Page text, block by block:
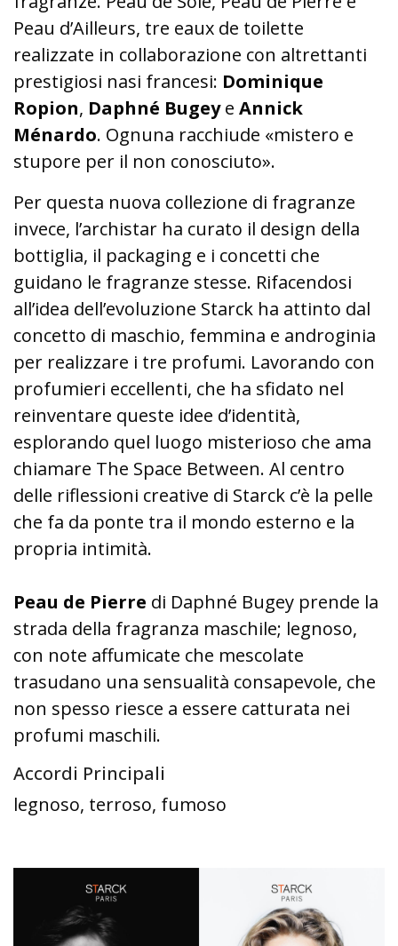
Peau d’Ailleurs, tre eaux de toilette
realizzate in collaborazione con altrettanti
prestigiosi nasi francesi: Dominique
Ropion, Daphné Bugeye Annick
Ménardo. Ognuna racchiude «mistero e
stupore per il non conosciuto».
Per questa nuova collezione di fragranze
invece, l’archistar ha curato il design della
bottiglia, il packaging e i concetti che
guidano le fragranze stesse. Rifacendosi
all’idea dell’evoluzione Starck ha attinto dal
concetto di maschio, femmina e androginia
per realizzare i tre profumi. Lavorando con
profumieri eccellenti, che ha sfidato nel
reinventare queste idee d’identità,
esplorando quel luogo misterioso che ama
chiamare The Space Between. Al centro
delle riflessioni creative di Starck c’è la pelle
che fa da ponte tra il mondo esterno e la
propria intimità.
Peau de Pierre di Daphné Bugey prende la
strada della fragranza maschile; legnoso,
con note affumicate che mescolate
trasudano una sensualità consapevole, che
non spesso riesce a essere catturata nei
profumi maschili.
Accordi Principali
legnoso, terroso, fumoso